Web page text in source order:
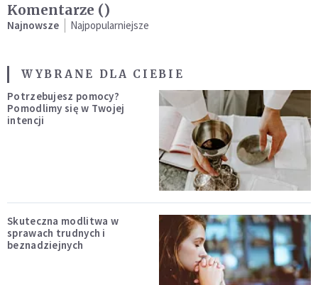
Komentarze ()
Najnowsze Najpopularniejsze
WYBRANE DLA CIEBIE
Potrzebujesz pomocy?
Pomodlimy się w Twojej
intencji
Skuteczna modlitwa w
sprawach trudnych i
beznadziejnych